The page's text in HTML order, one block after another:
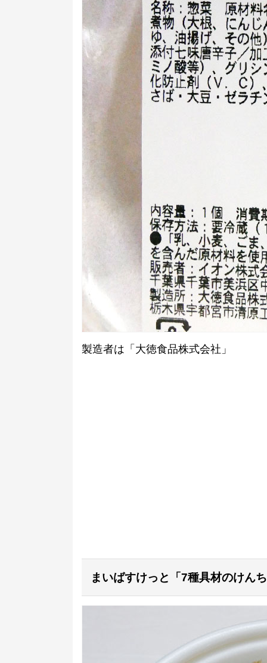
製造者は「大徳食品株式会社」
まいばすけっと「7種具材のけん